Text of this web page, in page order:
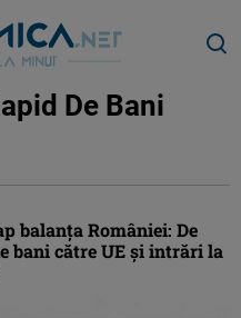
De Bani
balanța României: De
bani către UE și intrări la